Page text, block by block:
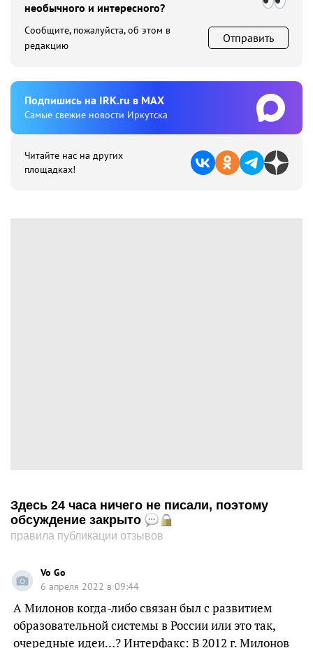
необычного и интересного?
Сообщите, пожалуйста, об этом в
редакцию
Отправить
Подпишиcь на IRK.ru в MAX
Cамые свежие новости Иркутска
Читайте нас на других
площадках!
Здесь 24 часа ничего не писали, поэтому
обсуждение закрыто
правила публикации отзывов
Vo Go
6 апреля 2022 в 09:44
А Милонов когда-либо связан был с развитием
образовательной системы в России или это так,
очередные идеи…? Интерфакс: В 2012 г. Милонов